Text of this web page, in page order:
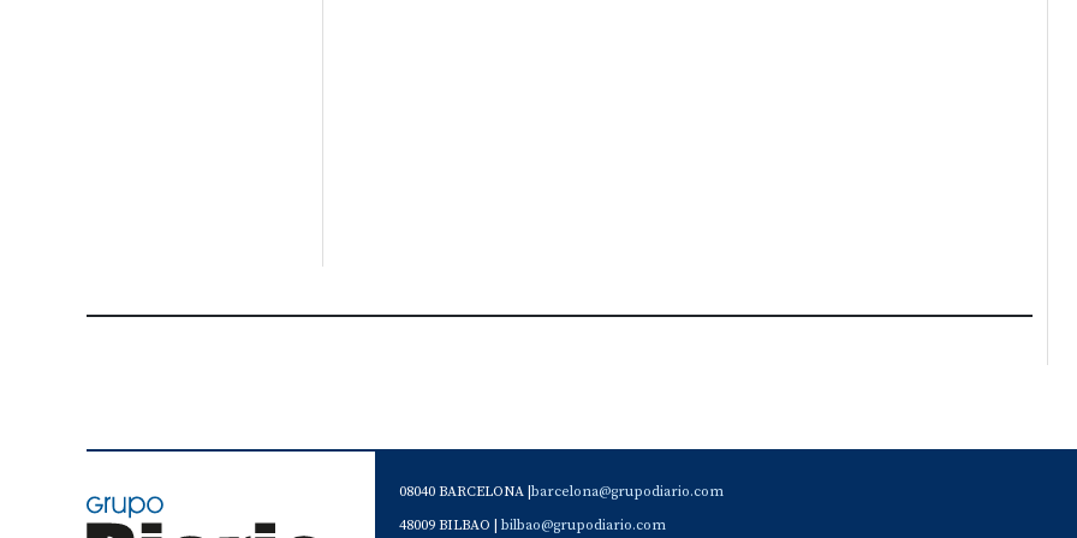
08040 BARCELONA | barcelona@grupodiario.com
48009 BILBAO | bilbao@grupodiario.com